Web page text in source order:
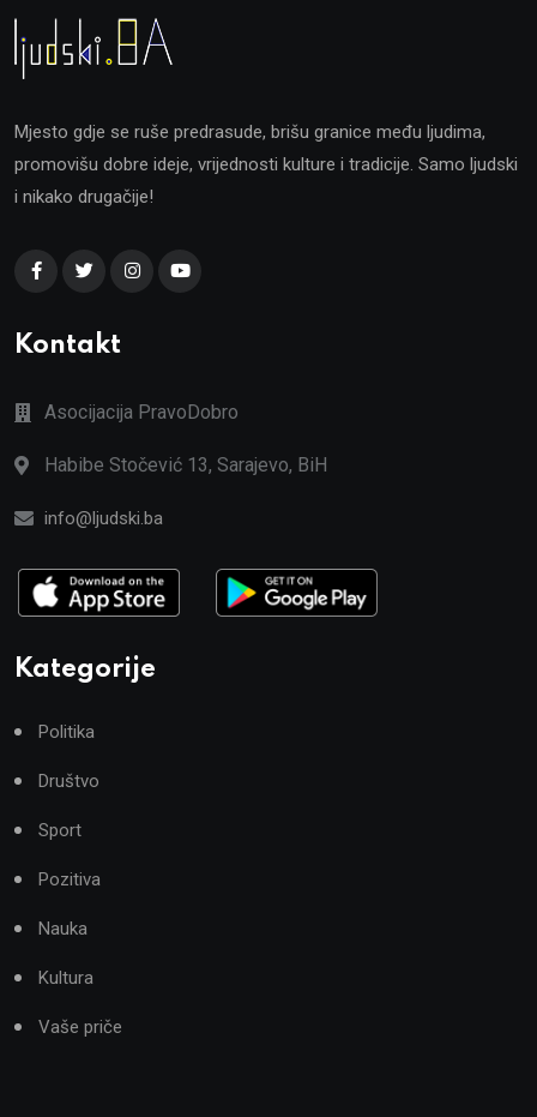
Mjesto gdje se ruše predrasude, brišu granice među ljudima,
promovišu dobre ideje, vrijednosti kulture i tradicije. Samo ljudski
i nikako drugačije!
Kontakt
Asocijacija PravoDobro
Habibe Stočević 13, Sarajevo, BiH
info@ljudski.ba
Kategorije
Politika
Društvo
Sport
Pozitiva
Nauka
Kultura
Vaše priče